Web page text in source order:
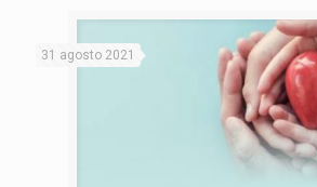
31 agosto 2021